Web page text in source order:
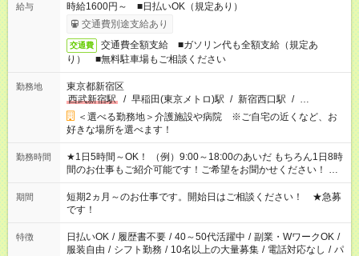
給与
時給1600円～ ■日払いOK（規定あり）
交通費別途支給あり
交通費
交通費全額支給 ■ガソリン代も全額支給（規定あ
り） ■無料駐車場もご相談ください
勤務地
東京都新宿区
西武新宿駅
/ 早稲田(東京メトロ)駅 / 新宿西口駅 / …
＜選べる勤務地＞介護施設や病院 ※ご自宅の近くなど、お
好きな場所を選べます！
勤務時間
★1日5時間～OK！ （例）9:00～18:00のあいだ もちろん1日8時
間のお仕事もご紹介可能です！ご希望をお聞かせください！ ★
家庭の都合でお休みが必要な場合も遠慮なくご相談ください。
※週最低15時間以上の勤務が必要です
期間
短期2ヵ月～のお仕事です。開始日はご相談ください！ ★急募
です！
特徴 日払いOK / 履歴書不要 / 40～50代活躍中 / 副業・WワークOK /
服装自由 / シフト勤務 / 10名以上の大量募集 / 電話対応なし / パ